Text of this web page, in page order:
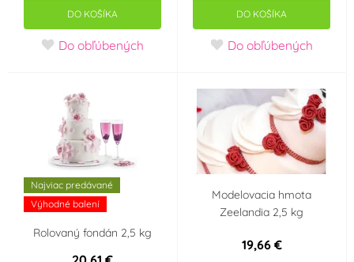
DO KOŠÍKA
Do obľúbených
DO KOŠÍKA
Do obľúbených
Najviac predávané
Výhodné balení
Rolovaný fondán 2,5 kg
Modelovacia hmota
Zeelandia 2,5 kg
19,66 €